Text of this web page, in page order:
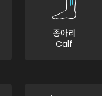
종아리
Calf